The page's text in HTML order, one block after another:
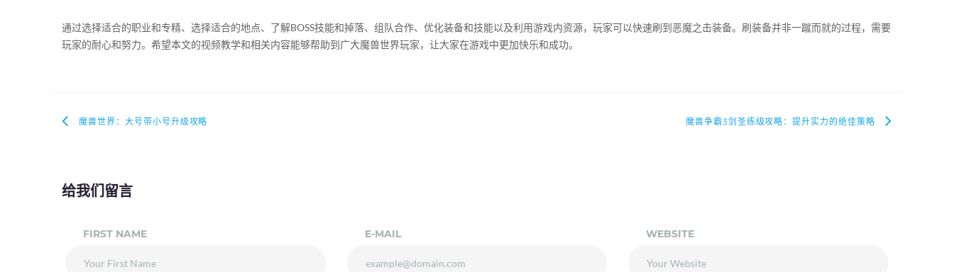
通过选择适合的职业和专精、选择适合的地点、了解BOSS技能和掉落、组队合作、优化装备和技能以及利用游戏内资源，玩家可以快速刷到恶魔之击装备。刷装备并非一蹴而就的过程，需要
玩家的耐心和努力。希望本文的视频教学和相关内容能够帮助到广大魔兽世界玩家，让大家在游戏中更加快乐和成功。
魔兽世界：大号带小号升级攻略 魔兽争霸3剑圣练级攻略：提升实力的绝佳策略
给我们留言
FIRST NAME E-MAIL WEBSITE